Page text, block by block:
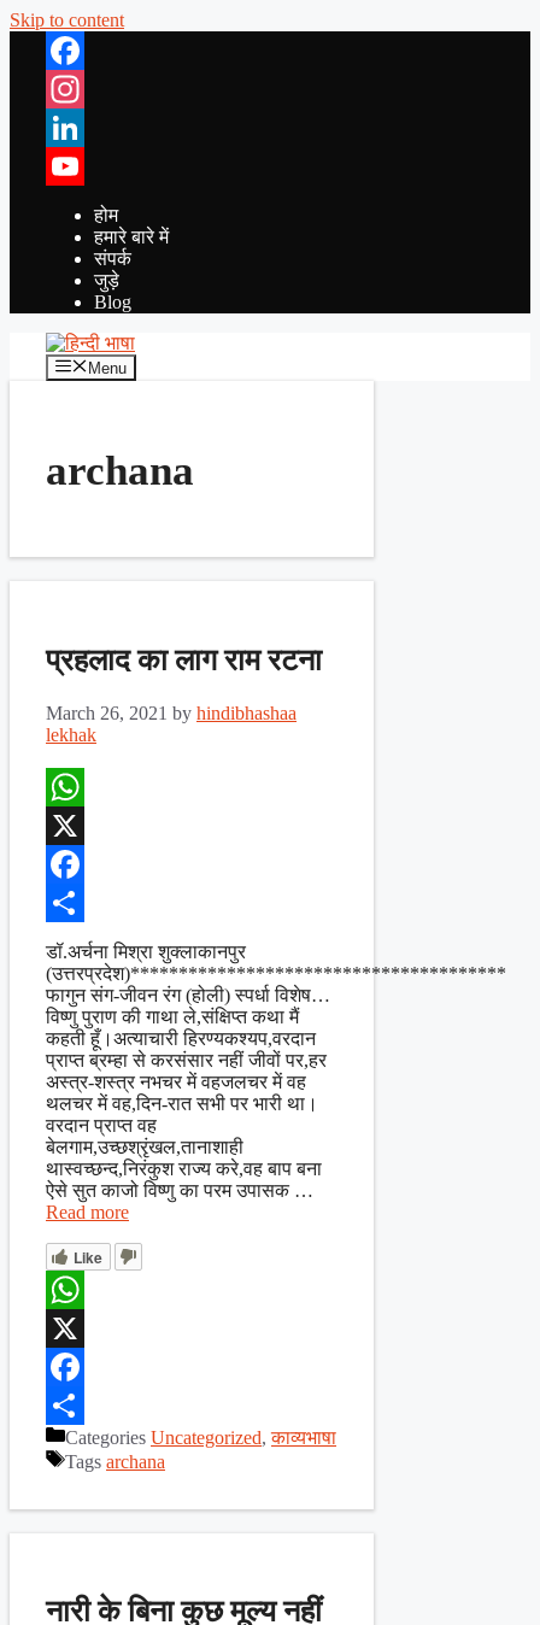
Skip to content
Facebook
Instagram
LinkedIn
YouTube
होम
हमारे बारे में
संपर्क
जुड़े
Blog
Menu
archana
प्रहलाद का लाग राम रटना
March 26, 2021 by hindibhashaa
lekhak
WhatsApp
X
Facebook
Share
डॉ.अर्चना मिश्रा शुक्लाकानपुर
(उत्तरप्रदेश)***************************************
फागुन संग-जीवन रंग (होली) स्पर्धा विशेष…
विष्णु पुराण की गाथा ले,संक्षिप्त कथा मैं
कहती हूँ।अत्याचारी हिरण्यकश्यप,वरदान
प्राप्त ब्रम्हा से करसंसार नहीं जीवों पर,हर
अस्त्र-शस्त्र नभचर में वहजलचर में वह
थलचर में वह,दिन-रात सभी पर भारी था।
वरदान प्राप्त वह
बेलगाम,उच्छश्रृंखल,तानाशाही
थास्वच्छन्द,निरंकुश राज्य करे,वह बाप बना
ऐसे सुत काजो विष्णु का परम उपासक …
Read more
Like
WhatsApp
X
Facebook
ShareCategories Uncategorized,काव्यभाषा
Tags archana
नारी के बिना कुछ मूल्य नहीं